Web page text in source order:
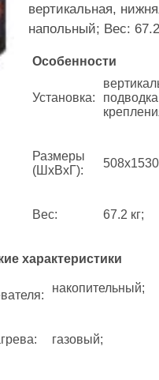
вертикальная,
напольный; Вес: 67.2
Особенности
Установка:
Размеры
(ШхВхГ):
Вес: 67.2 кг;
характеристики
:
накопительный;
: газовый;